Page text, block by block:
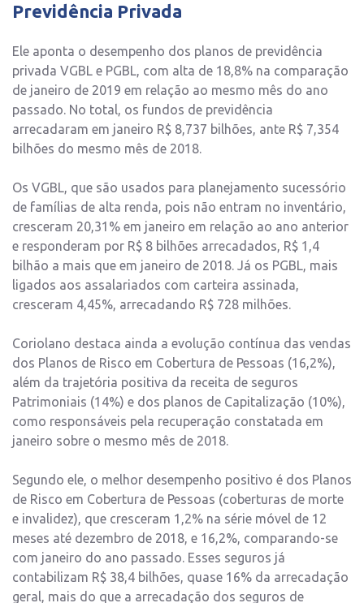
Previdência Privada
Ele aponta o desempenho dos planos de previdência
privada VGBL e PGBL, com alta de 18,8% na comparação
de janeiro de 2019 em relação ao mesmo mês do ano
passado. No total, os fundos de previdência
arrecadaram em janeiro R$ 8,737 bilhões, ante R$ 7,354
bilhões do mesmo mês de 2018.
Os VGBL, que são usados para planejamento sucessório
de famílias de alta renda, pois não entram no inventário,
cresceram 20,31% em janeiro em relação ao ano anterior
e responderam por R$ 8 bilhões arrecadados, R$ 1,4
bilhão a mais que em janeiro de 2018. Já os PGBL, mais
ligados aos assalariados com carteira assinada,
cresceram 4,45%, arrecadando R$ 728 milhões.
Coriolano destaca ainda a evolução contínua das vendas
dos Planos de Risco em Cobertura de Pessoas (16,2%),
além da trajetória positiva da receita de seguros
Patrimoniais (14%) e dos planos de Capitalização (10%),
como responsáveis pela recuperação constatada em
janeiro sobre o mesmo mês de 2018.
Segundo ele, o melhor desempenho positivo é dos Planos
de Risco em Cobertura de Pessoas (coberturas de morte
e invalidez), que cresceram 1,2% na série móvel de 12
meses até dezembro de 2018, e 16,2%, comparando-se
com janeiro do ano passado. Esses seguros já
contabilizam R$ 38,4 bilhões, quase 16% da arrecadação
geral, mais do que a arrecadação dos seguros de